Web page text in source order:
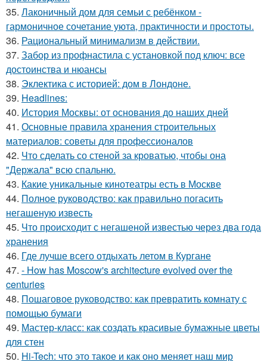
35. Лаконичный дом для семьи с ребёнком -
гармоничное сочетание уюта, практичности и простоты.
36. Рациональный минимализм в действии.
37. Забор из профнастила с установкой под ключ: все
достоинства и нюансы
38. Эклектика с историей: дом в Лондоне.
39. Headlines:
40. История Москвы: от основания до наших дней
41. Основные правила хранения строительных
материалов: советы для профессионалов
42. Что сделать со стеной за кроватью, чтобы она
"Держала" всю спальню.
43. Какие уникальные кинотеатры есть в Москве
44. Полное руководство: как правильно погасить
негашеную известь
45. Что происходит с негашеной известью через два года
хранения
46. Где лучше всего отдыхать летом в Кургане
47. - How has Moscow's architecture evolved over the
centuries
48. Пошаговое руководство: как превратить комнату с
помощью бумаги
49. Мастер-класс: как создать красивые бумажные цветы
для стен
50. Hi-Tech: что это такое и как оно меняет наш мир